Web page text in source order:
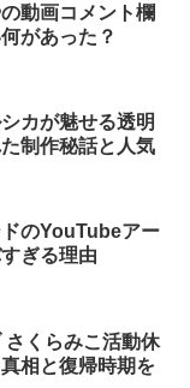
動画コメント欄
があった？
カが魅せる透明
制作秘話と人気
のYouTubeアー
ぎる理由
さくらみこ活動休
相と復帰時期を